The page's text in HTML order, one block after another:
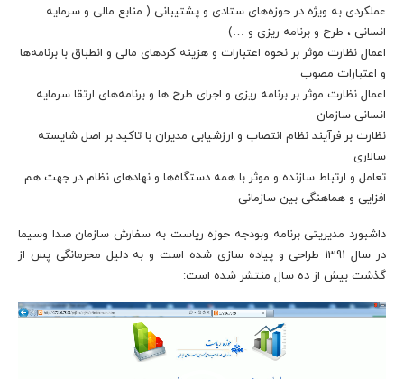
عملکردی به ویژه در حوزه‌های ستادی و پشتیبانی ( منابع مالی و سرمایه
انسانی ، طرح و برنامه ریزی و …)
اعمال نظارت موثر بر نحوه اعتبارات و هزینه کردهای مالی و انطباق با برنامه‌ها
و اعتبارات مصوب
اعمال نظارت موثر بر برنامه ریزی و اجرای طرح ها و برنامه‌های ارتقا سرمایه
انسانی سازمان
نظارت بر فرآیند نظام انتصاب و ارزشیابی مدیران با تاکید بر اصل شایسته
سالاری
تعامل و ارتباط سازنده و موثر با همه دستگاه‌ها و نهادهای نظام در جهت هم
افزایی و هماهنگی بین سازمانی
داشبورد مدیریتی برنامه وبودجه حوزه ریاست به سفارش سازمان صدا وسیما
در سال 1391 طراحی و پیاده سازی شده است و به دلیل محرمانگی پس از
گذشت بیش از ده سال منتشر شده است:
نمایشگر